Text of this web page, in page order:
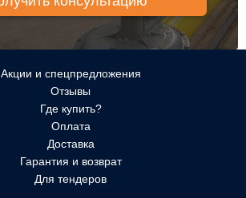
Акции и спецпредложения
Отзывы
Где купить?
Оплата
Доставка
Гарантия и возврат
Для тендеров